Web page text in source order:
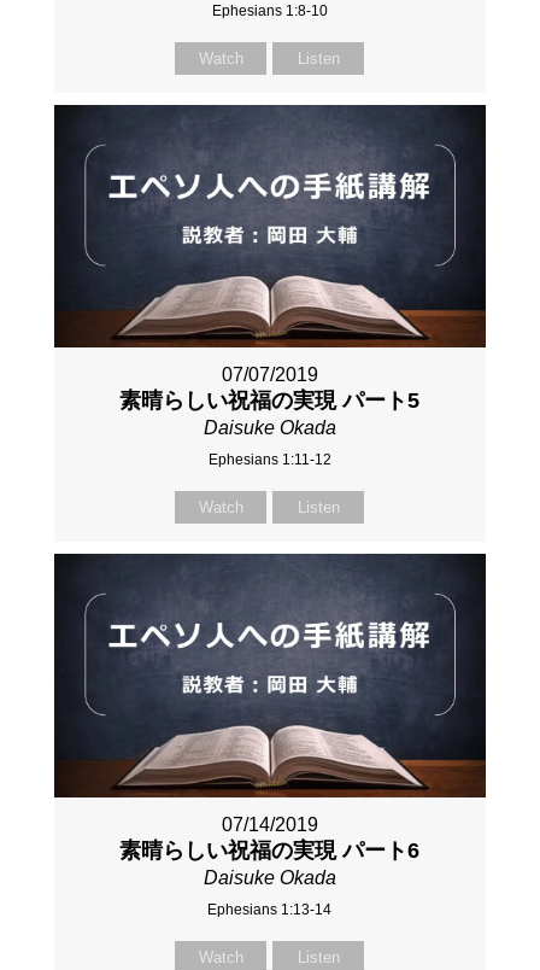
Ephesians 1:8-10
Watch Listen
07/07/2019
素晴らしい祝福の実現 パート5
Daisuke Okada
Ephesians 1:11-12
Watch Listen
07/14/2019
素晴らしい祝福の実現 パート6
Daisuke Okada
Ephesians 1:13-14
Watch Listen